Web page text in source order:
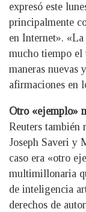
expresó este
principalmente
en Internet».
mucho tiempo
maneras nuevas
afirmaciones en
Otro «ejemplo»
Reuters también
Joseph Saveri y
caso era «otro
multimillonaria
de inteligencia
derechos de